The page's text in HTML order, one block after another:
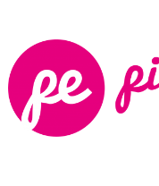
content